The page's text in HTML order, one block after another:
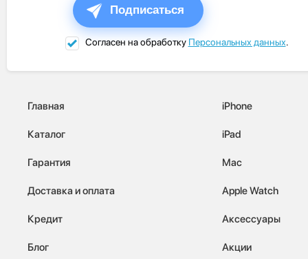
Подписаться
Согласен на обработку Персональных данных.
Главная
Каталог
Гарантия
Доставка и оплата
Кредит
Блог
iPhone
iPad
Mac
Apple Watch
Аксессуары
Акции